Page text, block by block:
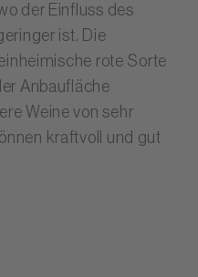
der Einfluss des
ist. Die
rote Sorte
Anbaufläche
Weine von sehr
kraftvoll und gut